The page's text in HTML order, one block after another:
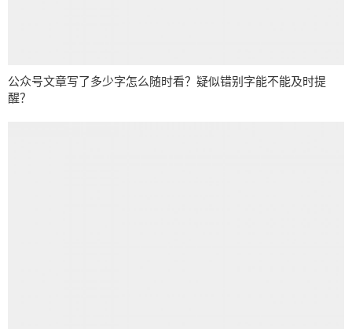
公众号文章写了多少字怎么随时看？疑似错别字能不能及时提
醒？